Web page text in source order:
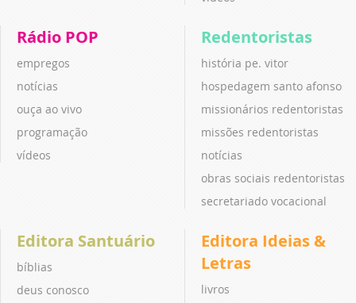
Rádio POP
empregos
notícias
ouça ao vivo
programação
vídeos
Redentoristas
história pe. vitor
hospedagem santo afonso
missionários redentoristas
missões redentoristas
notícias
obras sociais redentoristas
secretariado vocacional
Editora Santuário
bíblias
deus conosco
Editora Ideias &
Letras
livros